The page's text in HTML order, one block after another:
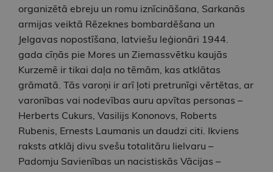
organizētā ebreju un romu iznīcināšana, Sarkanās
armijas veiktā Rēzeknes bombardēšana un
Jelgavas nopostīšana, latviešu leģionāri 1944.
gada cīņās pie Mores un Ziemassvētku kaujās
Kurzemē ir tikai daļa no tēmām, kas atklātas
grāmatā. Tās varoņi ir arī ļoti pretrunīgi vērtētas, ar
varonības vai nodevības auru apvītas personas –
Herberts Cukurs, Vasilijs Kononovs, Roberts
Rubenis, Ernests Laumanis un daudzi citi. Ikviens
raksts atklāj divu svešu totalitāru lielvaru –
Padomju Savienības un nacistiskās Vācijas –